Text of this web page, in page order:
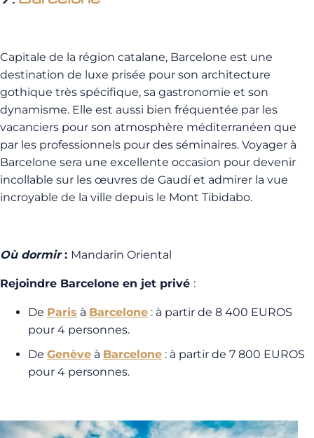
Capitale de la région catalane, Barcelone est une
destination de luxe prisée pour son architecture
gothique très spécifique, sa gastronomie et son
dynamisme. Elle est aussi bien fréquentée par les
vacanciers pour son atmosphère méditerranéen que
par les professionnels pour des séminaires. Voyager à
Barcelone sera une excellente occasion pour devenir
incollable sur les œuvres de Gaudíet admirer la vue
incroyable de la ville depuis le Mont Tibidabo.
Où dormir: Mandarin Oriental
Rejoindre Barcelone en jet privé :
De Paris à Barcelone : à partir de 8 400 EUROS
pour 4 personnes.
De Genève à Barcelone : à partir de 7 800 EUROS
pour 4 personnes.